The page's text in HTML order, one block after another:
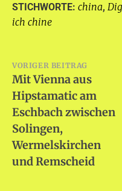
STICHWORTE: china,
ich chine
VORIGER BEITRAG
Mit Vienna aus
Hipstamatic am
Eschbach zwischen
Solingen,
Wermelskirchen
und Remscheid